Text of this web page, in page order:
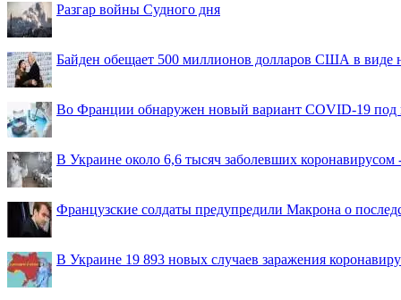
Разгар войны Судного дня
Байден обещает 500 миллионов долларов США в
Во Франции обнаружен новый вариант COVID-19 под
В Украине около 6,6 тысяч заболевших коронавирусом
Французские солдаты предупредили Макрона о
В Украине 19 893 новых случаев заражения